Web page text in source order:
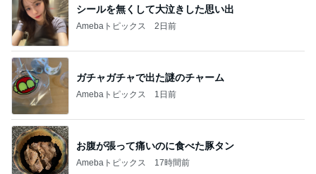
シールを無くして大泣きした思い出
Amebaトピックス 2日前
ガチャガチャで出た謎のチャーム
Amebaトピックス 1日前
お腹が張って痛いのに食べた豚タン
Amebaトピックス 17時間前